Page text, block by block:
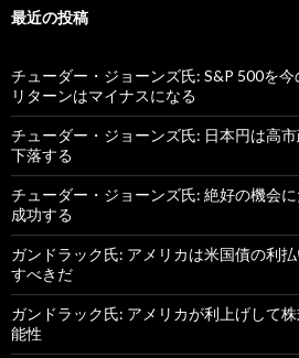
最近の投稿
チューダー・ジョーンズ氏: S&P 500を
リターンはマイナスになる
チューダー・ジョーンズ氏: 日本円は高
下落する
チューダー・ジョーンズ氏: 絶好の機会
成功する
ガンドラック氏: アメリカは米国債の利
すべきだ
ガンドラック氏: アメリカが利上げして
能性